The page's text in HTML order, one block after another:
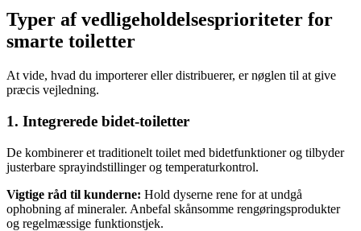
Typer af vedligeholdelsesprioriteter for
smarte toiletter
At vide, hvad du importerer eller distribuerer, er nøglen til at give
præcis vejledning.
1. Integrerede bidet-toiletter
De kombinerer et traditionelt toilet med bidetfunktioner og tilbyder
justerbare sprayindstillinger og temperaturkontrol.
Vigtige råd til kunderne: Hold dyserne rene for at undgå
ophobning af mineraler. Anbefal skånsomme rengøringsprodukter
og regelmæssige funktionstjek.